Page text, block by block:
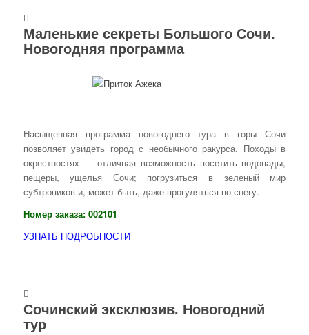
Маленькие секреты Большого Сочи.
Новогодняя программа
Насыщенная программа новогоднего тура в горы Сочи
позволяет увидеть город с необычного ракурса. Походы в
окрестностях — отличная возможность посетить водопады,
пещеры, ущелья Сочи; погрузиться в зеленый мир
субтропиков и, может быть, даже прогуляться по снегу.
Номер заказа: 002101
УЗНАТЬ ПОДРОБНОСТИ
Сочинский эксклюзив. Новогодний
тур